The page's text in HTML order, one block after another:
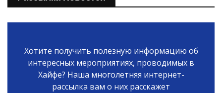
Хотите получить полезную информацию об
интересных мероприятиях, проводимых в
Хайфе? Наша многолетняя интернет-
рассылка вам о них расскажет